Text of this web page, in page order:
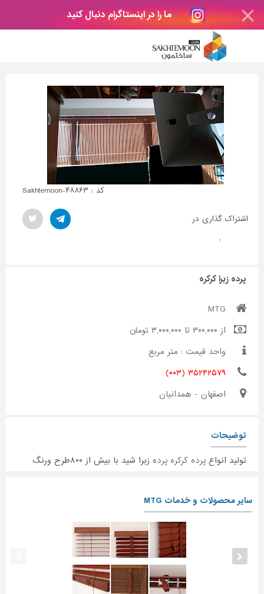
ما را در اینستاگرام دنبال کنید
کد : Sakhtemoon-۴۸۸۶۳
اشتراک گذاری در
:
پرده زبرا کرکره
MTG
از ۳۰۰,۰۰۰ تا ۳,۰۰۰,۰۰۰ تومان
واحد قیمت : متر مربع
۳۵۲۴۲۵۷۹ (۰۰۳)
اصفهان - همدانیان
توضیحات
تولید انواع پرده کرکره پرده زبرا شید با بیش از ۸۰۰طرح ورنگ
سایر محصولات و خدمات MTG